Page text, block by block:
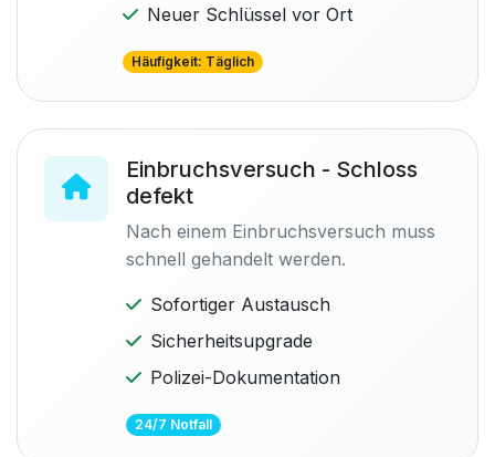
Neuer Schlüssel vor Ort
Häufigkeit: Täglich
Einbruchsversuch - Schloss
defekt
Nach einem Einbruchsversuch muss
schnell gehandelt werden.
Sofortiger Austausch
Sicherheitsupgrade
Polizei-Dokumentation
24/7 Notfall